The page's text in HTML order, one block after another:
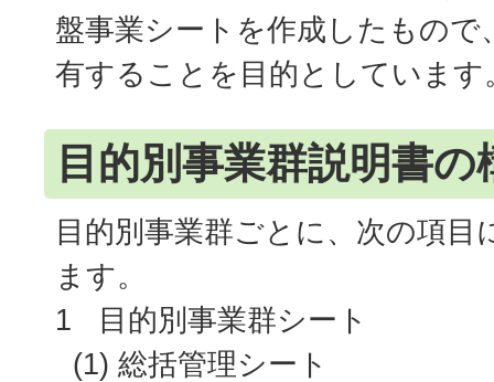
盤事業シートを作成したもので
有することを目的としています
目的別事業群説明書の
目的別事業群ごとに、次の項目
ます。
1 目的別事業群シート
(1) 総括管理シート